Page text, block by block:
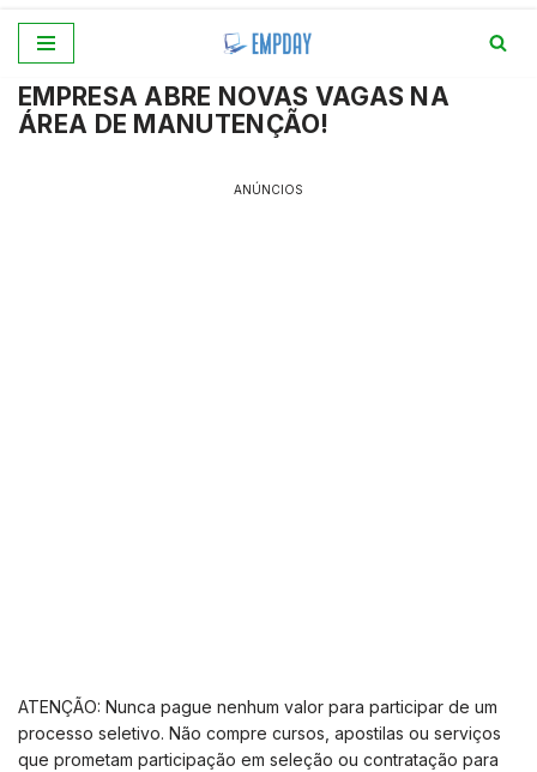
para
o
EMPRESA ABRE NOVAS VAGAS NA
ÁREA DE MANUTENÇÃO!
ANÚNCIOS
ATENÇÃO: Nunca pague nenhum valor para participar de um
processo seletivo. Não compre cursos, apostilas ou serviços
que prometam participação em seleção ou contratação para